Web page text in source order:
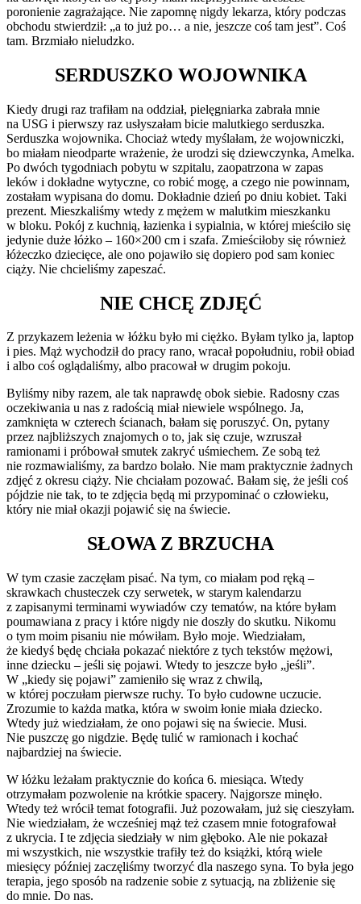
poronienie zagrażające. Nie zapomnę nigdy lekarza, który podczas
obchodu stwierdził: „a to już po… a nie, jeszcze coś tam jest”. Coś
tam. Brzmiało nieludzko.
SERDUSZKO WOJOWNIKA
Kiedy drugi raz trafiłam na oddział, pielęgniarka zabrała mnie
na USG i pierwszy raz usłyszałam bicie malutkiego serduszka.
Serduszka wojownika. Chociaż wtedy myślałam, że wojowniczki,
bo miałam nieodparte wrażenie, że urodzi się dziewczynka, Amelka.
Po dwóch tygodniach pobytu w szpitalu, zaopatrzona w zapas
leków i dokładne wytyczne, co robić mogę, a czego nie powinnam,
zostałam wypisana do domu. Dokładnie dzień po dniu kobiet. Taki
prezent. Mieszkaliśmy wtedy z mężem w malutkim mieszkanku
w bloku. Pokój z kuchnią, łazienka i sypialnia, w której mieściło się
jedynie duże łóżko – 160×200 cm i szafa. Zmieściłoby się również
łóżeczko dziecięce, ale ono pojawiło się dopiero pod sam koniec
ciąży. Nie chcieliśmy zapeszać.
NIE CHCĘ ZDJĘĆ
Z przykazem leżenia w łóżku było mi ciężko. Byłam tylko ja, laptop
i pies. Mąż wychodził do pracy rano, wracał popołudniu, robił obiad
i albo coś oglądaliśmy, albo pracował w drugim pokoju.
Byliśmy niby razem, ale tak naprawdę obok siebie. Radosny czas
oczekiwania u nas z radością miał niewiele wspólnego. Ja,
zamknięta w czterech ścianach, bałam się poruszyć. On, pytany
przez najbliższych znajomych o to, jak się czuje, wzruszał
ramionami i próbował smutek zakryć uśmiechem. Ze sobą też
nie rozmawialiśmy, za bardzo bolało. Nie mam praktycznie żadnych
zdjęć z okresu ciąży. Nie chciałam pozować. Bałam się, że jeśli coś
pójdzie nie tak, to te zdjęcia będą mi przypominać o człowieku,
który nie miał okazji pojawić się na świecie.
SŁOWA Z BRZUCHA
W tym czasie zaczęłam pisać. Na tym, co miałam pod ręką –
skrawkach chusteczek czy serwetek, w starym kalendarzu
z zapisanymi terminami wywiadów czy tematów, na które byłam
poumawiana z pracy i które nigdy nie doszły do skutku. Nikomu
o tym moim pisaniu nie mówiłam. Było moje. Wiedziałam,
że kiedyś będę chciała pokazać niektóre z tych tekstów mężowi,
inne dziecku – jeśli się pojawi. Wtedy to jeszcze było „jeśli”.
W „kiedy się pojawi” zamieniło się wraz z chwilą,
w której poczułam pierwsze ruchy. To było cudowne uczucie.
Zrozumie to każda matka, która w swoim łonie miała dziecko.
Wtedy już wiedziałam, że ono pojawi się na świecie. Musi.
Nie puszczę go nigdzie. Będę tulić w ramionach i kochać
najbardziej na świecie.
W łóżku leżałam praktycznie do końca 6. miesiąca. Wtedy
otrzymałam pozwolenie na krótkie spacery. Najgorsze minęło.
Wtedy też wrócił temat fotografii. Już pozowałam, już się cieszyłam.
Nie wiedziałam, że wcześniej mąż też czasem mnie fotografował
z ukrycia. I te zdjęcia siedziały w nim głęboko. Ale nie pokazał
mi wszystkich, nie wszystkie trafiły też do książki, którą wiele
miesięcy później zaczęliśmy tworzyć dla naszego syna. To była jego
terapia, jego sposób na radzenie sobie z sytuacją, na zbliżenie się
do mnie. Do nas.